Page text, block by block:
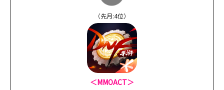
（先月:4位）
＜MMOACT＞